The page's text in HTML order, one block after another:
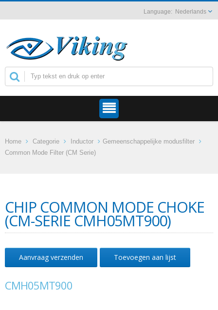
Nederlands
Home Categorie Inductor
Gemeenschappelijke modusfilter
Common Mode Filter (CM Serie)
CHIP COMMON MODE CHOKE
(CM-SERIE CMH05MT900)
Aanvraag verzenden Toevoegen aan lijst
CMH05MT900